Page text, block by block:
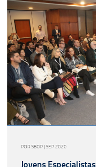
POR SBOP | SEP 2020
Jovens Especialistas